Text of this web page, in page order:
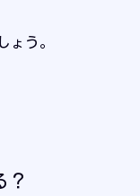
ょう。
？